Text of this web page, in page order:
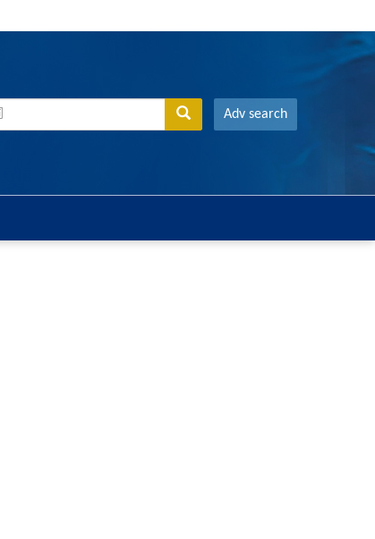
Adv search